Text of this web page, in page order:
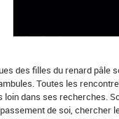
des filles du renard pâle
Toutes les
loin dans ses recherches.
de soi, chercher